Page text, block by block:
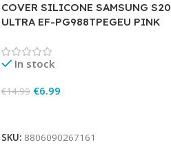
COVER SILICONE SAMSUNG S20
ULTRA EF-PG988TPEGEU PINK
In stock
€14.99 €6.99
SKU: 8806090267161